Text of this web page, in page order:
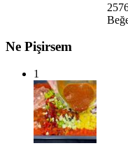
Ne Pişirsem
1